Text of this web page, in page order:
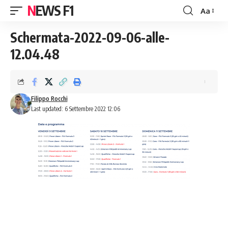
NEWS F1
Font
Aa
Schermata-2022-09-06-alle-
12.04.48
Last updated: 6 Settembre 2022 12:06
Filippo Rocchi